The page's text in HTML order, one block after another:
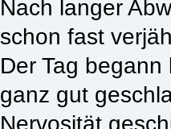
Nach langer
schon fast
Der Tag
ganz gut
Nervosität